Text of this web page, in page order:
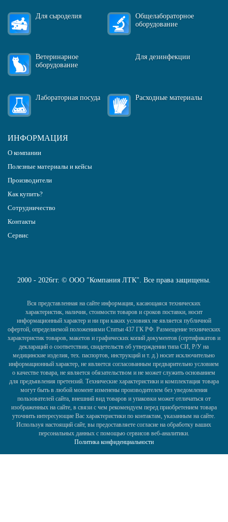
Для сыроделия
Общелабораторное
оборудование
Ветеринарное
оборудование
Для дезинфекции
Лабораторная посуда Расходные материалы
ИНФОРМАЦИЯ
О компании
Полезные материалы и кейсы
Производители
Как купить?
Сотрудничество
Контакты
Сервис
2000 - 2026гг. © ООО "Компания ЛТК". Все права защищены.
Вся представленная на сайте информация, касающаяся технических
характеристик, наличия, стоимости товаров и сроков поставки, носит
информационный характер и ни при каких условиях не является публичной
офертой, определяемой положениями Статьи 437 ГК РФ. Размещение технических
характеристик товаров, макетов и графических копий документов (сертификатов и
деклараций о соответствии, свидетельств об утверждении типа СИ, Р/У на
медицинские изделия, тех. паспортов, инструкций и т. д.) носит исключительно
информационный характер, не является согласованным предварительно условием
о качестве товара, не является обязательством и не может служить основанием
для предъявления претензий. Технические характеристики и комплектация товара
могут быть в любой момент изменены производителем без уведомления
пользователей сайта, внешний вид товаров и упаковки может отличаться от
изображенных на сайте, в связи с чем рекомендуем перед приобретением товара
уточнить интересующие Вас характеристики по контактам, указанным на сайте.
Используя настоящий сайт, вы предоставляете согласие на обработку ваших
персональных данных с помощью сервисов веб-аналитики.
Политика конфиденциальности